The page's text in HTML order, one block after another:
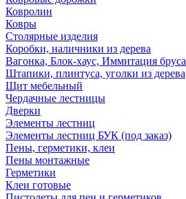
Ковролин
Ковры
Столярные изделия
Коробки, наличники из дерева
Вагонка, Блок-хаус, Иммитация бруса
Штапики, плинтуса, уголки из дерева
Щит мебельный
Чердачные лестницы
Дверки
Элементы лестниц
Элементы лестниц БУК (под заказ)
Пены, герметики, клеи
Пены монтажные
Герметики
Клеи готовые